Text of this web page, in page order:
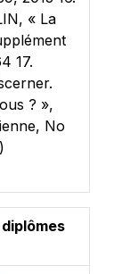
« La
17.
? »,
No